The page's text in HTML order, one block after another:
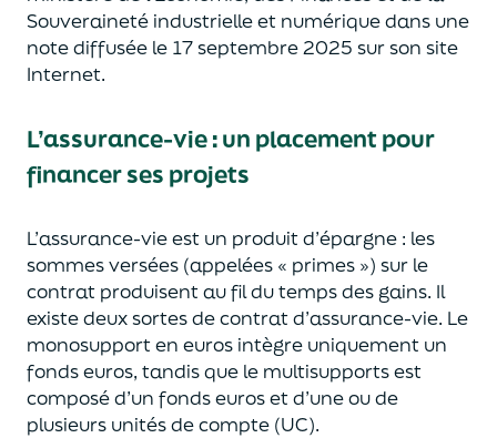
Souveraineté industrielle et numériquedans une
note diffusée le 17 septembre 2025 sur son site
Internet.
L’assurance-vie : un placement pour
financer ses projets
L’assurance-vie est un produit d’épargne : les
sommes versées (appelées « primes ») sur le
contrat produisent au fil du temps des gains. Il
existe deux sortesde contrat d’assurance-vie. Le
monosupport en euros intègre uniquement un
fonds euros, tandis que le multisupports est
composé d’un fonds euros et d’une ou de
plusieurs unités de compte (UC).